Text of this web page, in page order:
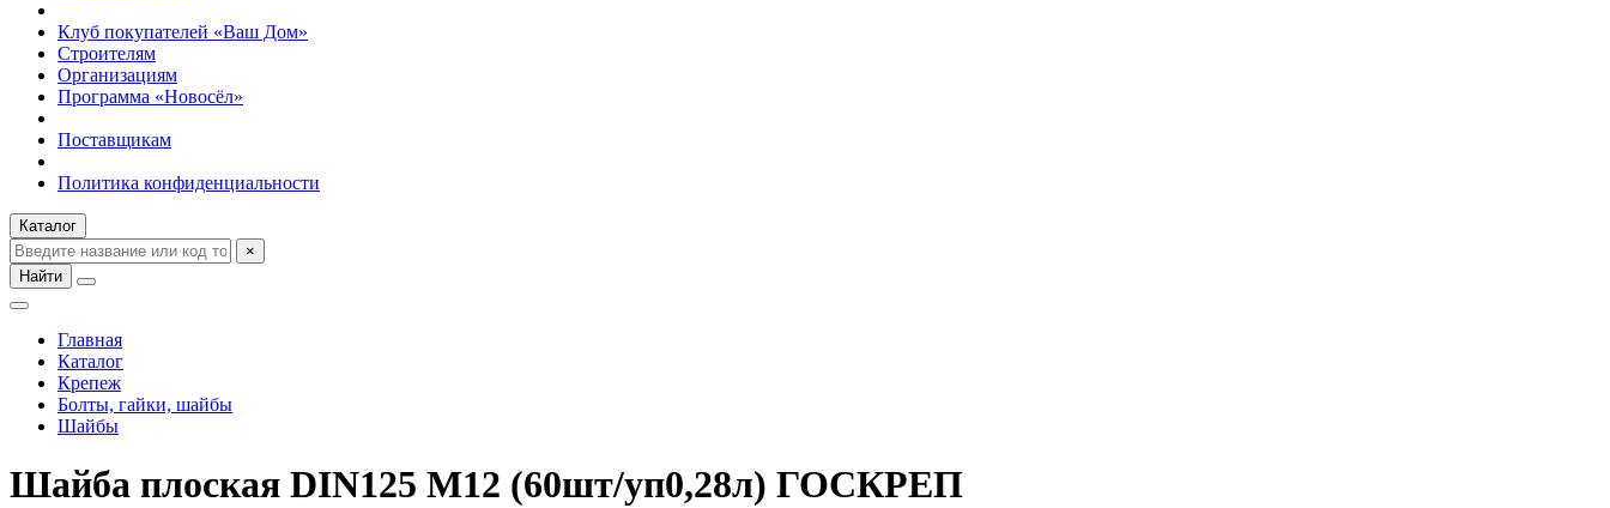
Клуб покупателей «Ваш Дом»
Строителям
Организациям
Программа «Новосёл»
Поставщикам
Политика конфиденциальности
Каталог
×
Найти
Главная
Каталог
Крепеж
Болты, гайки, шайбы
Шайбы
Шайба плоская DIN125 М12 (60шт/уп0,28л) ГОСКРЕП